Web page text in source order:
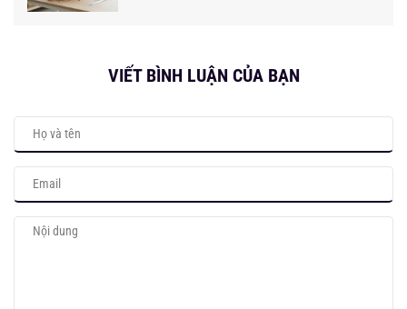
VIẾT BÌNH LUẬN CỦA BẠN